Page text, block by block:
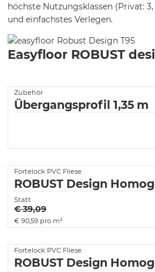
höchste Nutzungsklassen (Privat:
und einfachstes Verlegen.
Easyfloor ROBUST
Zubehör
Übergangsprofil 1,35 m
Fortelock PVC Fliese
ROBUST Design
Statt
€ 39,09
€ 90,59 pro m²
Fortelock PVC Fliese
ROBUST Design